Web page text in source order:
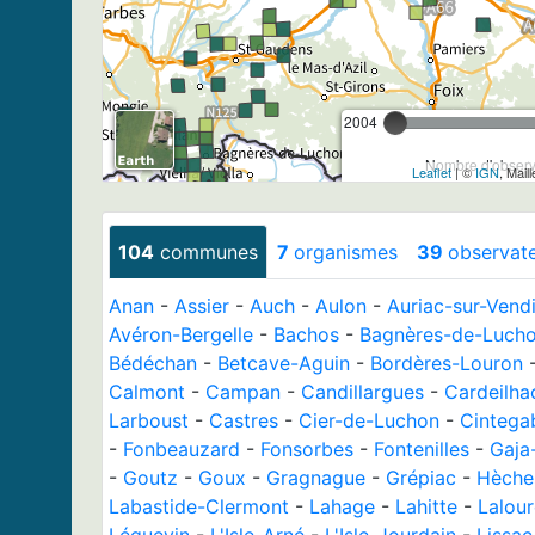
2004
Nombre
Leaflet| ©IGN,
104 communes 7 organismes 39
Anan - Assier - Auch - Aulon - Auriac-sur-
Avéron-Bergelle - Bachos - Bagnères-de-
Bédéchan - Betcave-Aguin - Bordères-Louron
Calmont - Campan - Candillargues -
Larboust - Castres - Cier-de-Luchon -
- Fonbeauzard - Fonsorbes - Fontenilles -
- Goutz - Goux - Gragnague - Grépiac -
Labastide-Clermont - Lahage - Lahitte -